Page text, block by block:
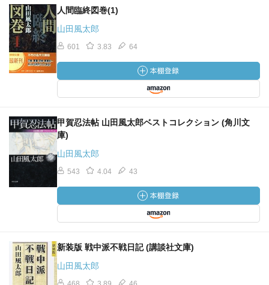
人間臨終図巻(1)
山田風太郎
601 3.83 64
甲賀忍法帖 山田風太郎ベストコレクション (角川文
庫)
山田風太郎
543 4.04 43
新装版 戦中派不戦日記 (講談社文庫)
山田風太郎